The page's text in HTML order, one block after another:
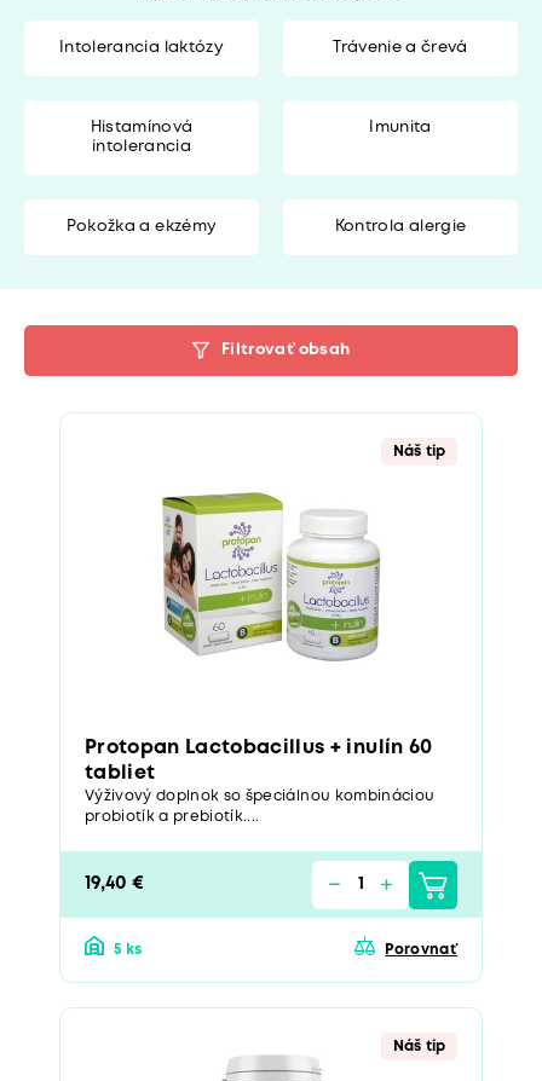
Intolerancia laktózy Trávenie a črevá
Histamínová
intolerancia
Imunita
Pokožka a ekzémy Kontrola alergie
Filtrovať obsah
Náš tip
Protopan Lactobacillus + inulín 60
tabliet
Výživový doplnok so špeciálnou kombináciou
probiotík a prebiotík....
19,40 €
5 ks Porovnať
Náš tip